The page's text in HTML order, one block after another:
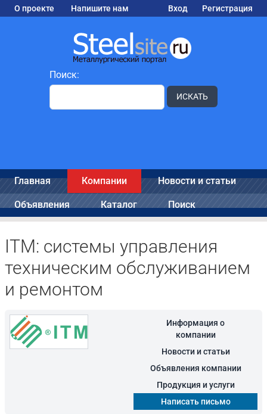
О проекте Напишите нам Вход Регистрация
Поиск:
ИСКАТЬ
Главная Компании Новости и статьи
Объявления Каталог Поиск
ITM: системы управления
техническим обслуживанием
и ремонтом
Информация о
компании
Новости и статьи
Объявления компании
Продукция и услуги
Написать письмо